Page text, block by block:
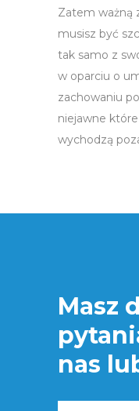
Zatem ważną
musisz być
tak samo z
w oparciu o
zachowaniu
niejawne
wychodzą
Masz
nas